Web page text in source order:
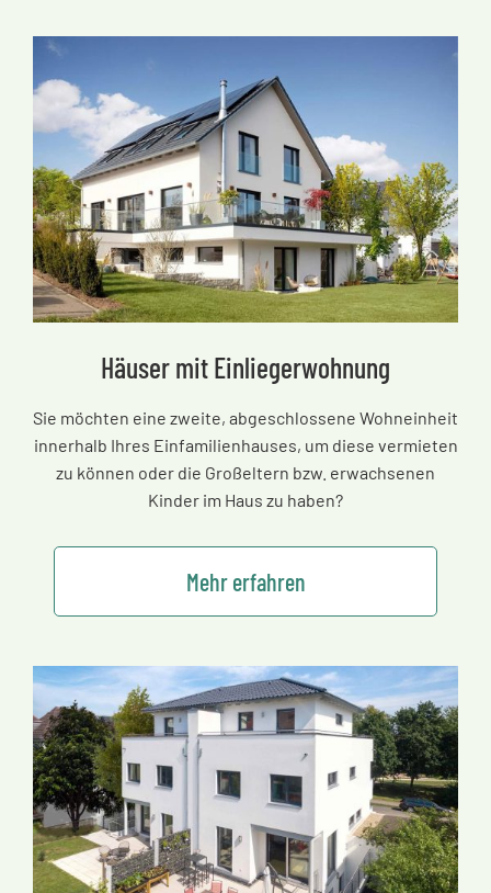
Häuser mit Einliegerwohnung
Sie möchten eine zweite, abgeschlossene Wohneinheit
innerhalb Ihres Einfamilienhauses, um diese vermieten
zu können oder die Großeltern bzw. erwachsenen
Kinder im Haus zu haben?
Mehr erfahren